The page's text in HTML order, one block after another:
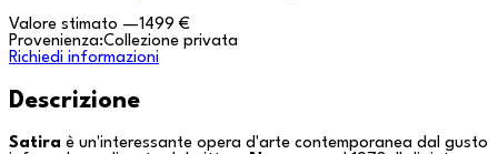
Valore stimato —1499 €
Provenienza:Collezione privata
Richiedi informazioni
Descrizione
Satira è un'interessante opera d'arte contemporanea dal gusto